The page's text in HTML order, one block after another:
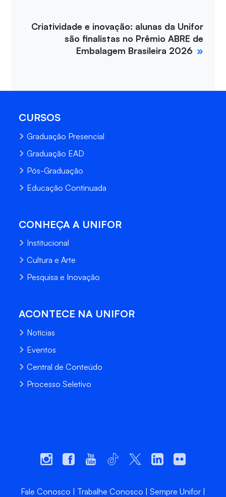
Criatividade e inovação: alunas da Unifor
são finalistas no Prêmio ABRE de
Embalagem Brasileira 2026
CURSOS
Graduação Presencial
Graduação EAD
Pós-Graduação
Educação Continuada
CONHEÇA A UNIFOR
Institucional
Cultura e Arte
Pesquisa e Inovação
ACONTECE NA UNIFOR
Notícias
Eventos
Central de Conteúdo
Processo Seletivo
Fale Conosco Trabalhe Conosco
Sempre Unifor